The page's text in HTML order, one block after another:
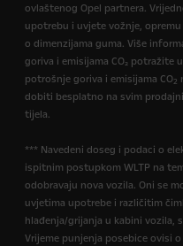
ovlaštenog Opel partnera.
upotrebu i uvjete vožnje,
o dimenzijama guma. Više
goriva i emisijama CO₂ potražite
potrošnje goriva i emisijama CO2
dobiti besplatno na svim
tijela.
*** Navedeni doseg i podaci o
ispitnim postupkom WLTP na
odobravaju nova vozila. Oni se
uvjetima upotrebe i različitim
hlađenja/grijanja u kabini vozila,
Vrijeme punjenja posebice ovisi